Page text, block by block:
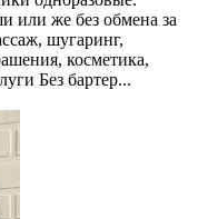
или же без обмена за
шугаринг,
косметика,
Без бартер...